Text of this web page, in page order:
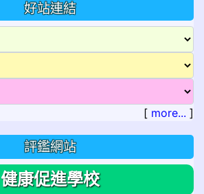
好站連結
[ more... ]
評鑑網站
健康促進學校